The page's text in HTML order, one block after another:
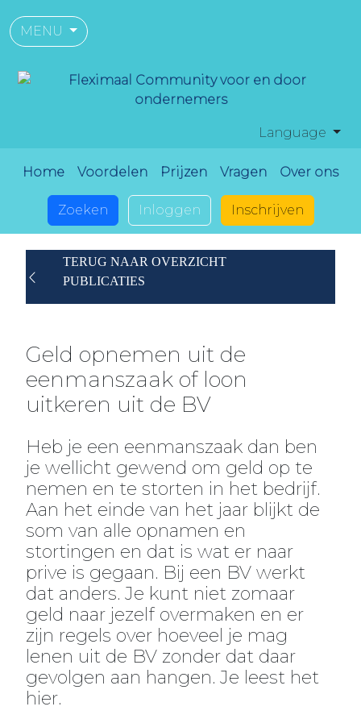
MENU
Language
Home Voordelen Prijzen Vragen Over ons
Zoeken Inloggen Inschrijven
TERUG NAAR OVERZICHT
PUBLICATIES
Geld opnemen uit de
eenmanszaak of loon
uitkeren uit de BV
Heb je een eenmanszaak dan ben
je wellicht gewend om geld op te
nemen en te storten in het bedrijf.
Aan het einde van het jaar blijkt de
som van alle opnamen en
stortingen en dat is wat er naar
prive is gegaan. Bij een BV werkt
dat anders. Je kunt niet zomaar
geld naar jezelf overmaken en er
zijn regels over hoeveel je mag
lenen uit de BV zonder dat daar
gevolgen aan hangen. Je leest het
hier.